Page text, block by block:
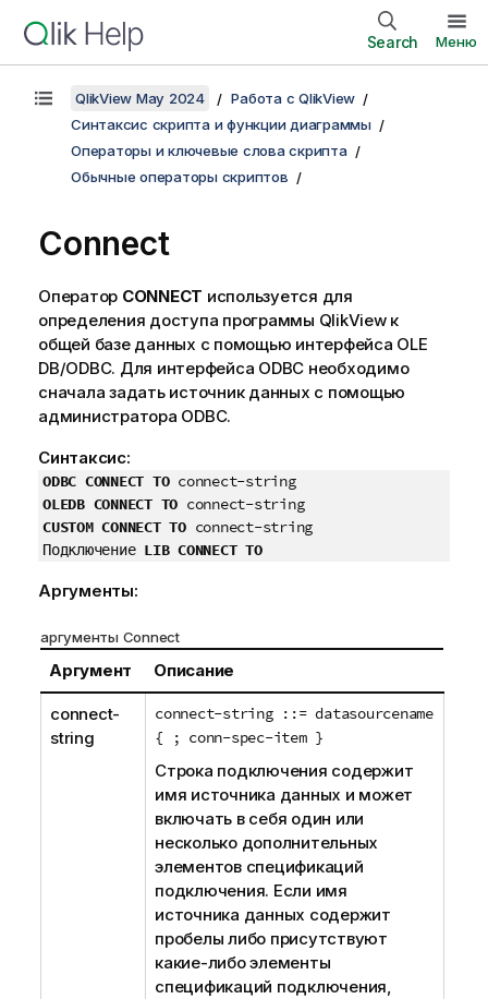
Search Меню
QlikView May 2024
Работа с QlikView
Синтаксис скрипта и функции диаграммы
Операторы и ключевые слова скрипта
Обычные операторы скриптов
Connect
Оператор CONNECT используется для
определения доступа программы QlikViewк
общей базе данных с помощью интерфейса OLE
DB/ODBC. Для интерфейса ODBC необходимо
сначала задать источник данных с помощью
администратора ODBC.
Синтаксис:
ODBC CONNECT TOconnect-string
OLEDB CONNECT TO connect-string
CUSTOM CONNECT TOconnect-string
Подключение LIB CONNECT TO
Аргументы:
аргументы Connect
Аргумент Описание
connect-
string
connect-string ::= datasourcename
{ ; conn-spec-item }
Строка подключения содержит
имя источника данных и может
включать в себя один или
несколько дополнительных
элементов спецификаций
подключения. Если имя
источника данных содержит
пробелы либо присутствуют
какие-либо элементы
спецификаций подключения,